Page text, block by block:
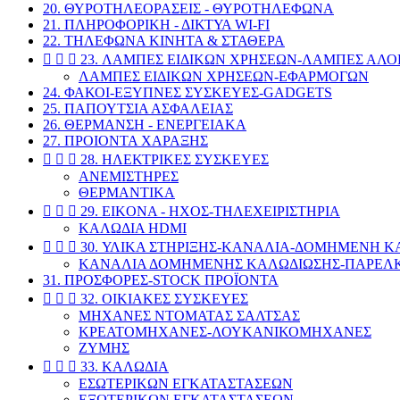
20. ΘΥΡΟΤΗΛΕΟΡΑΣΕΙΣ - ΘΥΡΟΤΗΛΕΦΩΝΑ
21. ΠΛΗΡΟΦΟΡΙΚΗ - ΔΙΚΤΥΑ WI-FI
22. ΤΗΛΕΦΩΝΑ ΚΙΝΗΤΑ & ΣΤΑΘΕΡΑ
   23. ΛΑΜΠΕΣ ΕΙΔΙΚΩΝ ΧΡΗΣΕΩΝ-ΛΑΜΠΕΣ
ΛΑΜΠΕΣ ΕΙΔΙΚΩΝ ΧΡΗΣΕΩΝ-ΕΦΑΡΜΟΓΩΝ
24. ΦΑΚΟΙ-ΕΞΥΠΝΕΣ ΣΥΣΚΕΥΕΣ-GADGETS
25. ΠΑΠΟΥΤΣΙΑ ΑΣΦΑΛΕΙΑΣ
26. ΘΕΡΜΑΝΣΗ - ΕΝΕΡΓΕΙΑΚΑ
27. ΠΡΟΙΟΝΤΑ ΧΑΡΑΞΗΣ
   28. ΗΛΕΚΤΡΙΚΕΣ ΣΥΣΚΕΥΕΣ
ΑΝΕΜΙΣΤΗΡΕΣ
ΘΕΡΜΑΝΤΙΚΑ
   29. EIKONA - ΗΧΟΣ-ΤΗΛΕΧΕΙΡΙΣΤΗΡΙΑ
ΚΑΛΩΔΙΑ HDMI
   30. ΥΛΙΚΑ ΣΤΗΡΙΞΗΣ-ΚΑΝΑΛΙΑ-ΔΟΜΗΜΕΝΗ
ΚΑΝΑΛΙΑ ΔΟΜΗΜΕΝΗΣ ΚΑΛΩΔΙΩΣΗΣ-
31. ΠΡΟΣΦΟΡΕΣ-STOCK ΠΡΟΪΟΝΤΑ
   32. ΟΙΚΙΑΚΕΣ ΣΥΣΚΕΥΕΣ
ΜΗΧΑΝΕΣ ΝΤΟΜΑΤΑΣ ΣΑΛΤΣΑΣ
KΡΕΑΤΟΜΗΧΑΝΕΣ-ΛΟΥΚΑΝΙΚΟΜΗΧΑΝΕΣ
ΖΥΜΗΣ
   33. ΚΑΛΩΔΙΑ
ΕΣΩΤΕΡΙΚΩΝ ΕΓΚΑΤΑΣΤΑΣΕΩΝ